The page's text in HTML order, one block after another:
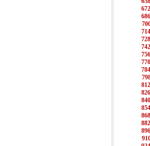
672
686
714
728
742
756
770
784
812
826
840
854
868
882
896